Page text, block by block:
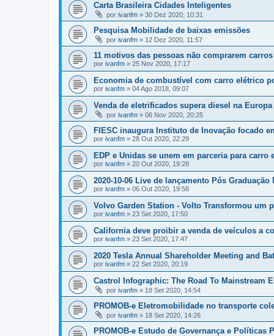
Carta Brasileira Cidades Inteligentes
por ivanfm » 30 Dez 2020, 10:31
Pesquisa Mobilidade de baixas emissões
por ivanfm » 12 Dez 2020, 11:57
11 motivos das pessoas não comprarem
por ivanfm » 25 Nov 2020, 17:17
Economia de combustível com carro elétrico
por ivanfm » 04 Ago 2018, 09:07
Venda de eletrificados supera diesel na Europa
por ivanfm » 06 Nov 2020, 20:25
FIESC inaugura Instituto de Inovação focado
por ivanfm » 28 Out 2020, 22:29
EDP e Unidas se unem em parceria para carro
por ivanfm » 20 Out 2020, 19:28
2020-10-06 Live de lançamento Pós
por ivanfm » 06 Out 2020, 19:58
Volvo Garden Station - Volto Transformou um
por ivanfm » 23 Set 2020, 17:50
California deve proibir a venda de veículos a
por ivanfm » 23 Set 2020, 17:47
2020 Tesla Annual Shareholder Meeting and
por ivanfm » 22 Set 2020, 20:19
Castrol Infographic: The Road To Mainstream
por ivanfm » 18 Set 2020, 14:54
PROMOB-e Eletromobilidade no transporte
por ivanfm » 18 Set 2020, 14:26
PROMOB-e Estudo de Governança e Políticas